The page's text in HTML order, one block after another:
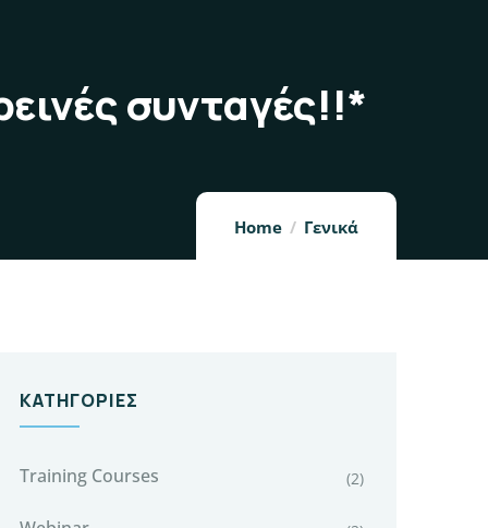
συνταγές!!*
Home Γενικά
ΚΑΤΗΓΟΡΊΕΣ
Training Courses (2)